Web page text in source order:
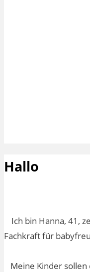
Hallo
Ich bin Hanna, 41,
Fachkraft für
Meine Kinder